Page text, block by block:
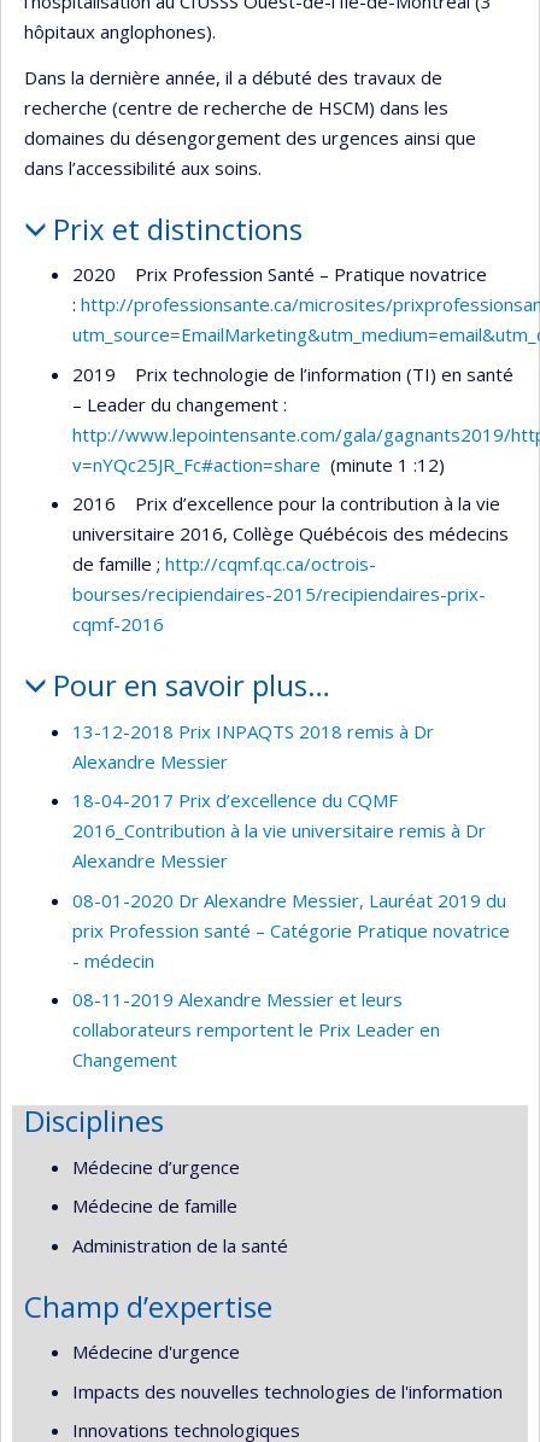
hôpitaux anglophones).
Dans la dernière année, il a débuté des travaux de
recherche (centre de recherche de HSCM) dans les
domaines du désengorgement des urgences ainsi que
dans l’accessibilité aux soins.
Prix et distinctions
2020 Prix Profession Santé – Pratique novatrice
: http://professionsante.ca/microsites/
2019 Prix technologie de l’information (TI) en santé
– Leader du changement :
http://www.lepointensante.com/gala/gagnants2019/
v=nYQc25JR_Fc#action=share (minute 1 :12)
2016 Prix d’excellence pour la contribution à la vie
universitaire 2016, Collège Québécois des médecins
de famille ; http://cqmf.qc.ca/octrois-
bourses/recipiendaires-2015/recipiendaires-prix-
cqmf-2016
Pour en savoir plus…
13-12-2018 Prix INPAQTS 2018 remis à Dr
Alexandre Messier
18-04-2017 Prix d’excellence du CQMF
2016_Contribution à la vie universitaire remis à Dr
Alexandre Messier
08-01-2020 Dr Alexandre Messier, Lauréat 2019 du
prix Profession santé – Catégorie Pratique novatrice
- médecin
08-11-2019 Alexandre Messier et leurs
collaborateurs remportent le Prix Leader en
Changement
Disciplines
Médecine d’urgence
Médecine de famille
Administration de la santé
Champ d’expertise
Médecine d'urgence
Impacts des nouvelles technologies de l'information
Innovations technologiques